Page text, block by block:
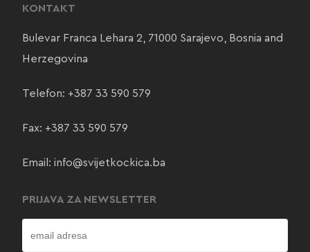
KONTAKT
Bulevar Franca Lehara 2, 71000 Sarajevo, Bosnia and
Herzegovina
Telefon: +387 33 590 579
Fax: +387 33 590 579
Email: info@svijetkockica.ba
PRIJAVA ZA NEWSLETTER